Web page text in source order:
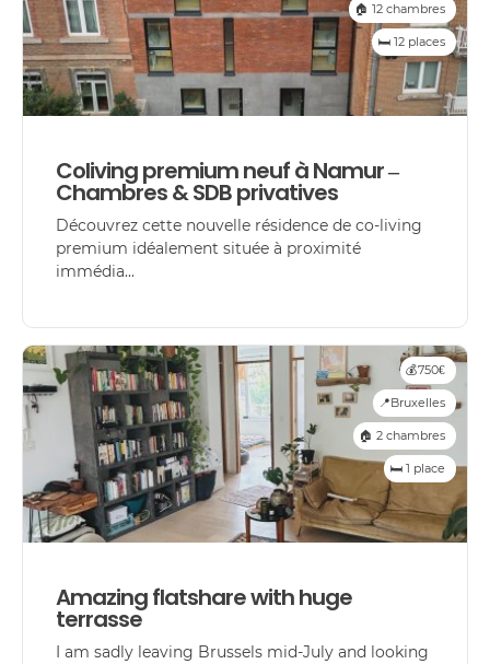
🏠 12 chambres
🛏️ 12 places
Coliving premium neuf à Namur –
Chambres & SDB privatives
Découvrez cette nouvelle résidence de co-living
premium idéalement située à proximité
immédia...
💰750€
📍Bruxelles
🏠 2 chambres
🛏️ 1 place
Amazing flatshare with huge
terrasse
I am sadly leaving Brussels mid-July and looking